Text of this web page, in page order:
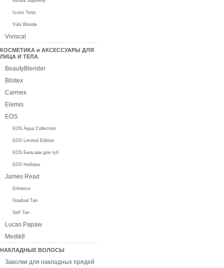
Izumi Tonic
Yūbi Blonde
Viviscal
КОСМЕТИКА и АКСЕССУАРЫ ДЛЯ
ЛИЦА И ТЕЛА
BeautyBlender
Blistex
Carmex
Elemis
EOS
EOS Aqua Collection
EOS Limited Edition
EOS Бальзам для губ
EOS Наборы
James Read
Enhance
Gradual Tan
Self Tan
Lucas Papaw
Medik8
НАКЛАДНЫЕ ВОЛОСЫ
Заколки для накладных прядей